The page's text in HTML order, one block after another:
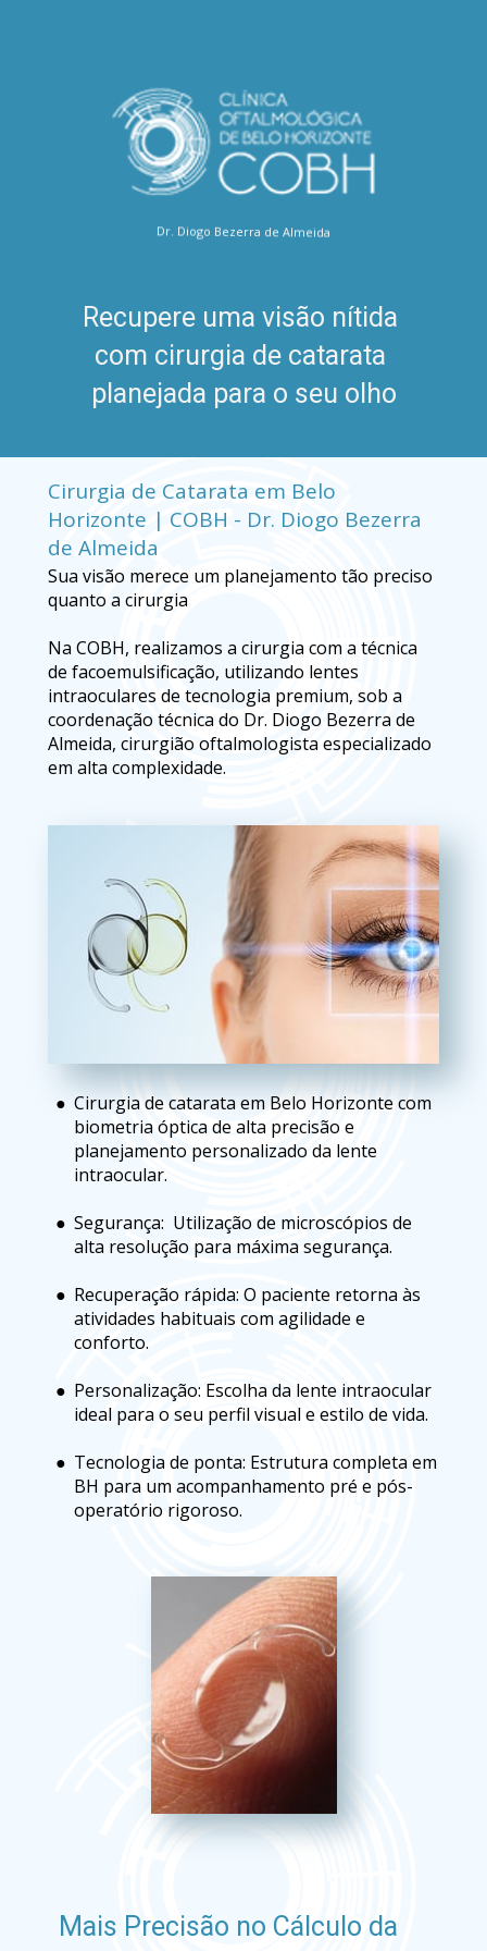
Recupere uma visão nítida
com cirurgia de catarata
planejada para o seu olho
Dr. Diogo Bezerra de Almeida
Cirurgia de Catarata em Belo
Horizonte | COBH - Dr. Diogo Bezerra
de Almeida
Sua visão merece um planejamento tão preciso
quanto a cirurgia
Na COBH, realizamos a cirurgia com a técnica
de facoemulsificação, utilizando lentes
intraoculares de tecnologia premium, sob a
coordenação técnica do Dr. Diogo Bezerra de
Almeida, cirurgião oftalmologista especializado
em alta complexidade.
Cirurgia de catarata em Belo Horizonte com
biometria óptica de alta precisão e
planejamento personalizado da lente
intraocular.
Segurança:  Utilização de microscópios de
alta resolução para máxima segurança.
Recuperação rápida: O paciente retorna às
atividades habituais com agilidade e
conforto.
Personalização: Escolha da lente intraocular
ideal para o seu perfil visual e estilo de vida.
Tecnologia de ponta: Estrutura completa em
BH para um acompanhamento pré e pós-
operatório rigoroso.
Mais Precisão no Cálculo da